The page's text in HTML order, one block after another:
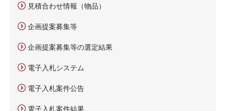
見積合わせ情報（物品）
企画提案募集等
企画提案募集等の選定結果
電子入札システム
電子入札案件公告
電子入札案件結果